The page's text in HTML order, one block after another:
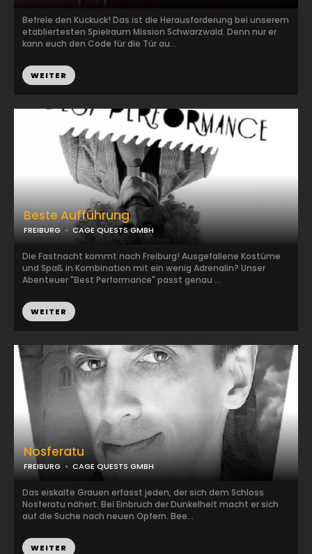
Befreie den Kuckuck! Das ist die Herausforderung bei unserem
etabliertesten Spielraum Mission Schwarzwald. Denn nur er
kann euch den Code für die Tür au...
WEITER
Beste Aufführung
FREIBURG CAGE QUESTS GMBH
Die Fastnacht kommt nach Freiburg! Ausgefallene Kostüme
und Spaß in Kombination mit ein wenig Adrenalin? Unser
Abenteuer "Best Performance" passt genau ...
WEITER
Nosferatu
FREIBURG CAGE QUESTS GMBH
Das eiskalte Grauen erfasst jeden, der sich dem Schloss
Nosferatu nähert. Bei Einbruch der Dunkelheit macht er sich
auf die Suche nach neuen Opfern. Bee...
WEITER